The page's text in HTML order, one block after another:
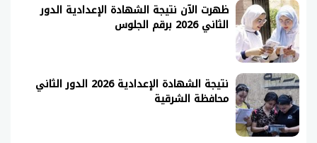
ظهرت الآن نتيجة الشهادة الإعدادية الدور
الثاني 2026 برقم الجلوس
نتيجة الشهادة الإعدادية 2026 الدور الثاني
محافظة الشرقية